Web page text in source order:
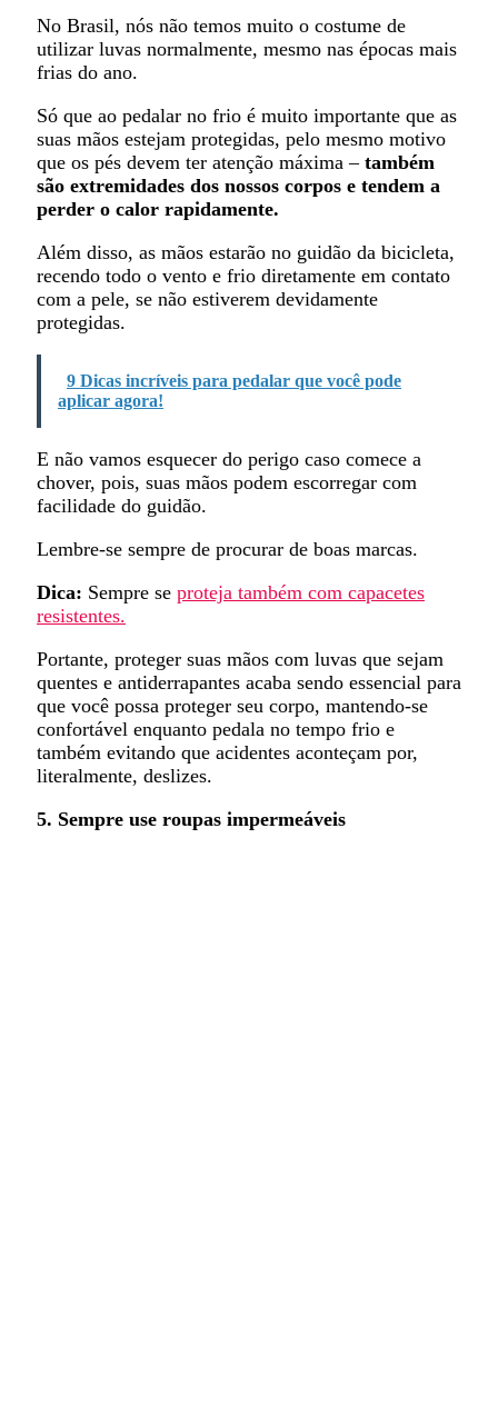
No Brasil, nós não temos muito o costume de
utilizar luvas normalmente, mesmo nas épocas mais
frias do ano.
Só que ao pedalar no frio é muito importante que as
suas mãos estejam protegidas, pelo mesmo motivo
que os pés devem ter atenção máxima – também
são extremidades dos nossos corpos e tendem a
perder o calor rapidamente.
Além disso, as mãos estarão no guidão da bicicleta,
recendo todo o vento e frio diretamente em contato
com a pele, se não estiverem devidamente
protegidas.
9 Dicas incríveis para pedalar que você pode
aplicar agora!
E não vamos esquecer do perigo caso comece a
chover, pois, suas mãos podem escorregar com
facilidade do guidão.
Lembre-se sempre de procurar de boas marcas.
Dica: Sempre se proteja também com capacetes
resistentes.
Portante, proteger suas mãos com luvas que sejam
quentes e antiderrapantes acaba sendo essencial para
que você possa proteger seu corpo, mantendo-se
confortável enquanto pedala no tempo frio e
também evitando que acidentes aconteçam por,
literalmente, deslizes.
5. Sempre use roupas impermeáveis